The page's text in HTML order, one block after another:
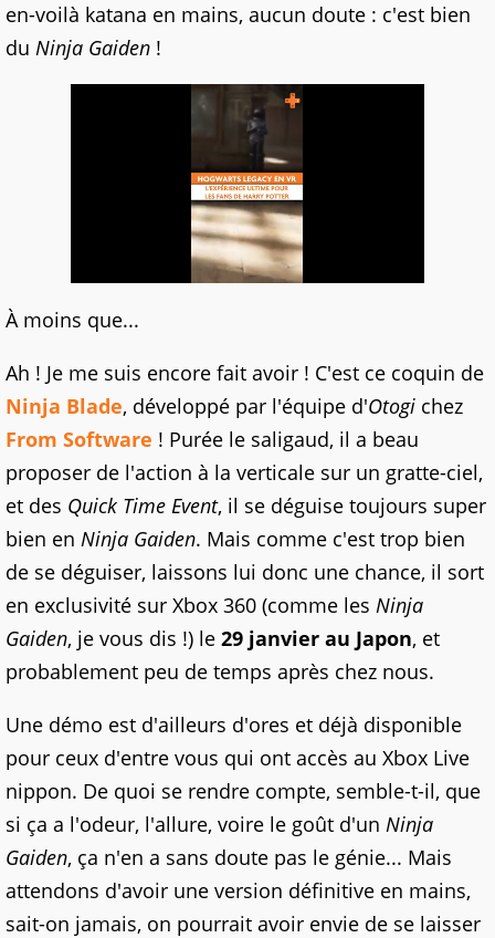
en-voilà katana en mains, aucun doute : c'est bien
du Ninja Gaiden !
À moins que...
Ah ! Je me suis encore fait avoir ! C'est ce coquin de
Ninja Blade, développé par l'équipe d'Otogi chez
From Software ! Purée le saligaud, il a beau
proposer de l'action à la verticale sur un gratte-ciel,
et des Quick Time Event, il se déguise toujours super
bien en Ninja Gaiden. Mais comme c'est trop bien
de se déguiser, laissons lui donc une chance, il sort
en exclusivité sur Xbox 360 (comme les Ninja
Gaiden, je vous dis !) le 29 janvier au Japon, et
probablement peu de temps après chez nous.
Une démo est d'ailleurs d'ores et déjà disponible
pour ceux d'entre vous qui ont accès au Xbox Live
nippon. De quoi se rendre compte, semble-t-il, que
si ça a l'odeur, l'allure, voire le goût d'un Ninja
Gaiden, ça n'en a sans doute pas le génie... Mais
attendons d'avoir une version définitive en mains,
sait-on jamais, on pourrait avoir envie de se laisser